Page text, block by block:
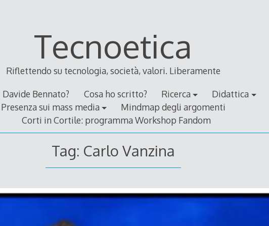
Tecnoetica
Riflettendo su tecnologia, società, valori. Liberamente
Davide Bennato? Cosa ho scritto? Ricerca
Didattica
Presenza sui mass media
Mindmap degli argomenti
Corti in Cortile: programma Workshop Fandom
Tag: Carlo Vanzina